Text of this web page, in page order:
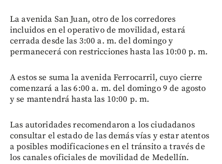
La avenida San Juan, otro de los corredores
incluidos en el operativo de movilidad, estará
cerrada desde las 3:00 a. m. del domingo y
permanecerá con restricciones hasta las 10:00 p. m.
A estos se suma la avenida Ferrocarril, cuyo cierre
comenzará a las 6:00 a. m. del domingo 9 de agosto
y se mantendrá hasta las 10:00 p. m.
Las autoridades recomendaron a los ciudadanos
consultar el estado de las demás vías y estar atentos
a posibles modificaciones en el tránsito a través de
los canales oficiales de movilidad de Medellín.